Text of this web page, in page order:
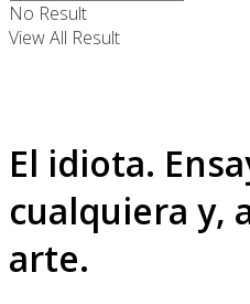
No Result
View All Result
El idiota.
cualquiera y,
arte.